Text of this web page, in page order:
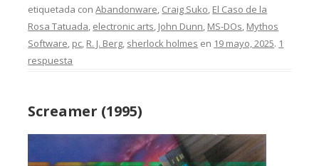
etiquetada conAbandonware, Craig Suko, El Caso de la
Rosa Tatuada, electronic arts, John Dunn, MS-DOs, Mythos
Software, pc, R. J. Berg, sherlock holmes en 19 mayo, 2025. 1
respuesta
Screamer (1995)